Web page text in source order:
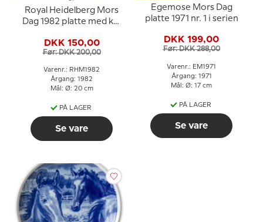
Royal Heidelberg Mors
Dag 1982 platte med kat
DKK 150,00
Før: DKK 200,00
Varenr.: RHM1982
Årgang: 1982
Mål: Ø: 20 cm
PÅ LAGER
Se vare
Egemose Mors Dag
platte 1971 nr. 1 i serien
DKK 199,00
Før: DKK 288,00
Varenr.: EM1971
Årgang: 1971
Mål: Ø: 17 cm
PÅ LAGER
Se vare